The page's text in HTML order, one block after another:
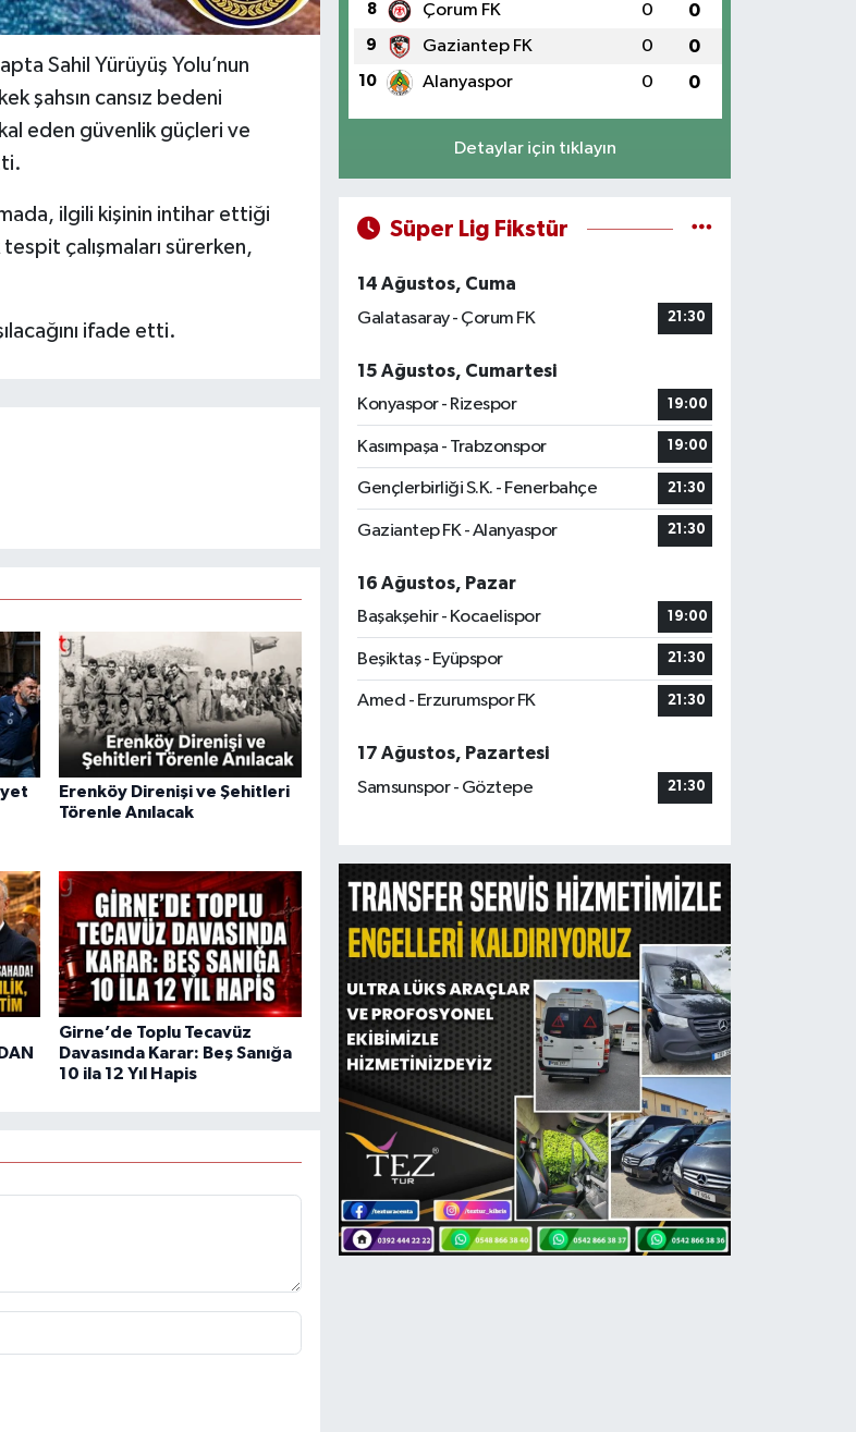
Sahil Yürüyüş Yolu’nun
şahsın cansız bedeni
eden güvenlik güçleri ve
ilgili kişinin intihar ettiği
çalışmaları sürerken,
ifade etti.
Erenköy Direnişi ve Şehitleri
Törenle Anılacak
Girne’de Toplu Tecavüz
Davasında Karar: Beş Sanığa
10 ila 12 Yıl Hapis
8 Çorum FK 0 0
9 Gaziantep FK 0 0
10 Alanyaspor 0 0
Detaylar için tıklayın
Süper Lig Fikstür
14 Ağustos, Cuma
Galatasaray - Çorum FK
21:30
15 Ağustos, Cumartesi
Konyaspor - Rizespor
19:00
Kasımpaşa - Trabzonspor 19:00
Gençlerbirliği S.K. - Fenerbahçe 21:30
Gaziantep FK - Alanyaspor 21:30
16 Ağustos, Pazar
Başakşehir - Kocaelispor
19:00
Beşiktaş - Eyüpspor 21:30
Amed - Erzurumspor FK 21:30
17 Ağustos, Pazartesi
Samsunspor - Göztepe
21:30